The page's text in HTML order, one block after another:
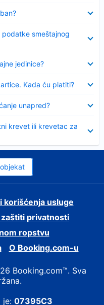
smeštajnog
jedinice?
Kada ću platiti?
unapred?
krevet ili krevetac za
korišćenja usluge
zaštiti privatnosti
ropstvu
О Booking.com-u
Booking.com™. Sva
je: 07395C3